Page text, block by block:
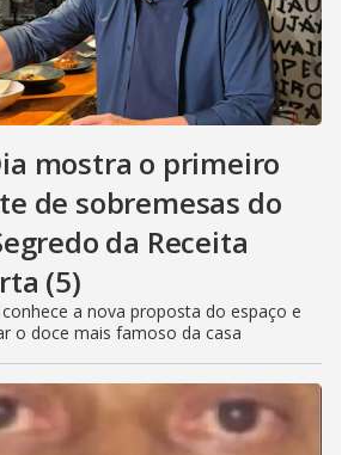
mostra o primeiro
de sobremesas do
da Receita
(5)
a nova proposta do espaço e
o doce mais famoso da casa